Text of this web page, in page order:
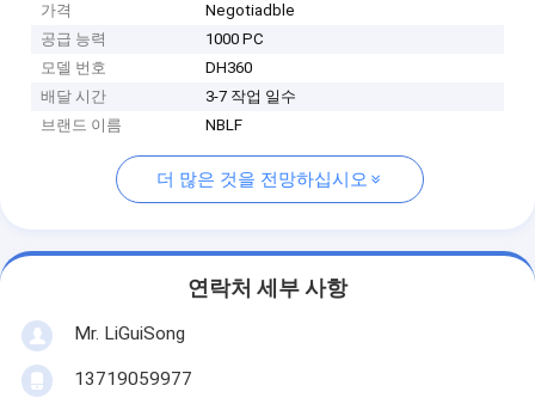
가격
Negotiadble
공급 능력
1000 PC
모델 번호
DH360
배달 시간
3-7 작업 일수
브랜드 이름
NBLF
더 많은 것을 전망하십시오
연락처 세부 사항
Mr. LiGuiSong
13719059977